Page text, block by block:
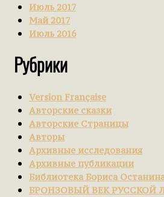
Июль 2017
Май 2017
Июль 2016
Рубрики
Version Française
Авторские сказки
Авторские Страницы
Авторы
Архивные исследования
Архивные публикации
Библиотека Бориса
БРОНЗОВЫЙ ВЕК РУССКОЙ